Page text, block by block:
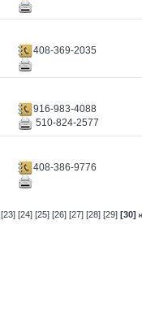
408-369-2035
916-983-4088
510-824-2577
408-386-9776
[23] [24] [25] [26] [27] [28] [29] [30]